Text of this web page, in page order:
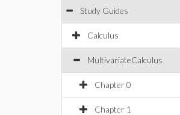
Study Guides
Calculus
MultivariateCalculus
Chapter 0
Chapter 1